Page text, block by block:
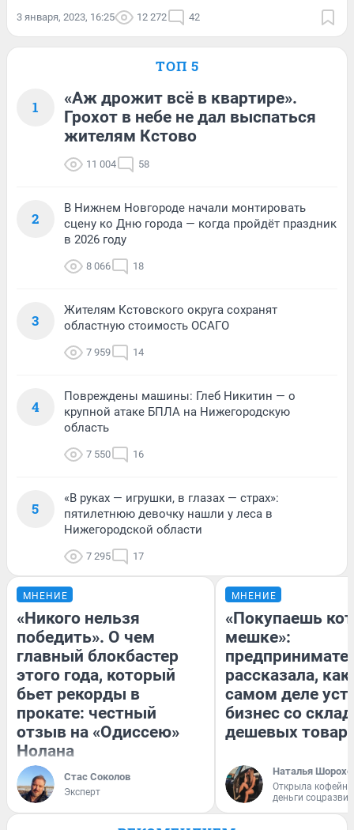
3 января, 2023, 16:25 12 272 42
ТОП 5
1
«Аж дрожит всё в квартире».
Грохот в небе не дал выспаться
жителям Кстово
11 004 58
2
В Нижнем Новгороде начали монтировать
сцену ко Дню города — когда пройдёт праздник
в 2026 году
8 066 18
3
Жителям Кстовского округа сохранят
областную стоимость ОСАГО
7 959 14
4
Повреждены машины: Глеб Никитин — о
крупной атаке БПЛА на Нижегородскую
область
7 550 16
5
«В руках — игрушки, в глазах — страх»:
пятилетнюю девочку нашли у леса в
Нижегородской области
7 295 17
МНЕНИЕ
«Никого нельзя
победить». О чем
главный блокбастер
этого года, который
бьет рекорды в
прокате: честный
отзыв на «Одиссею»
Нолана
Стас Соколов
Эксперт
МНЕНИЕ
«Покупаешь
мешке»:
рассказала, как
самом деле
бизнес со
дешевых
Наталья
Открыла
деньги